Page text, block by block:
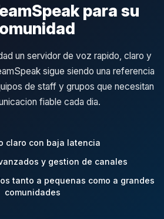
para su
un servidor de voz rapido, claro y
sigue siendo una referencia
de staff y grupos que necesitan
fiable cada dia.
claro con baja latencia
y gestion de canales
tanto a pequenas como a grandes
comunidades